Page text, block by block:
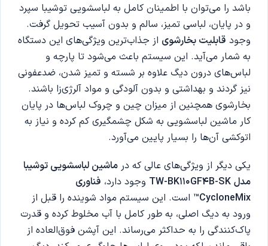
باشد را می‌توان با اطمینان کامل به لباسشویی توشیبا سپرد
و در پایان، لباسی تمیز، سالم و بدون آسیب تحویل گرفت.
وجود قابلیت بخارشوی از جذاب‌ترین ویژگی‌های این دستگاه
به شمار می‌آید. این سیستم باعث می‌شود تا پارچه و
لباس‌های درون دیگ علاوه بر شسته و تمیز شدن، ضدعفونی
نیز گردند و بهداشتی و بدون آلودگی و مواد آلرژی‌زا باشند.
بخارشوی همچنین از میزان چین و چروک لباس‌ها در پایان
کار ماشین لباسشویی به شکل چشمگیری کم کرده و نیاز به
اتوکشی آن‌ها را بسیار پایین می‌آورد.
یکی دیگر از ویژگی‌های عالی که در ماشین لباسشویی توشیبا
مدل TW-BK110GF4B-SK وجود دارد، فناوری
CycloneMix™
است. این سیستم مواد شوینده را قبل از
ورود به دیگ اصلی، به طور کامل با آب مخلوط کرده و قدرت
پاک‌کنندگی را به حداکثر می‌رساند. این آپشن فوق‌العاده از